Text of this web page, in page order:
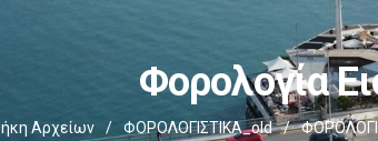
Φορολογία
Αρχείων / ΦΟΡΟΛΟΓΙΣΤΙΚΑ_old /